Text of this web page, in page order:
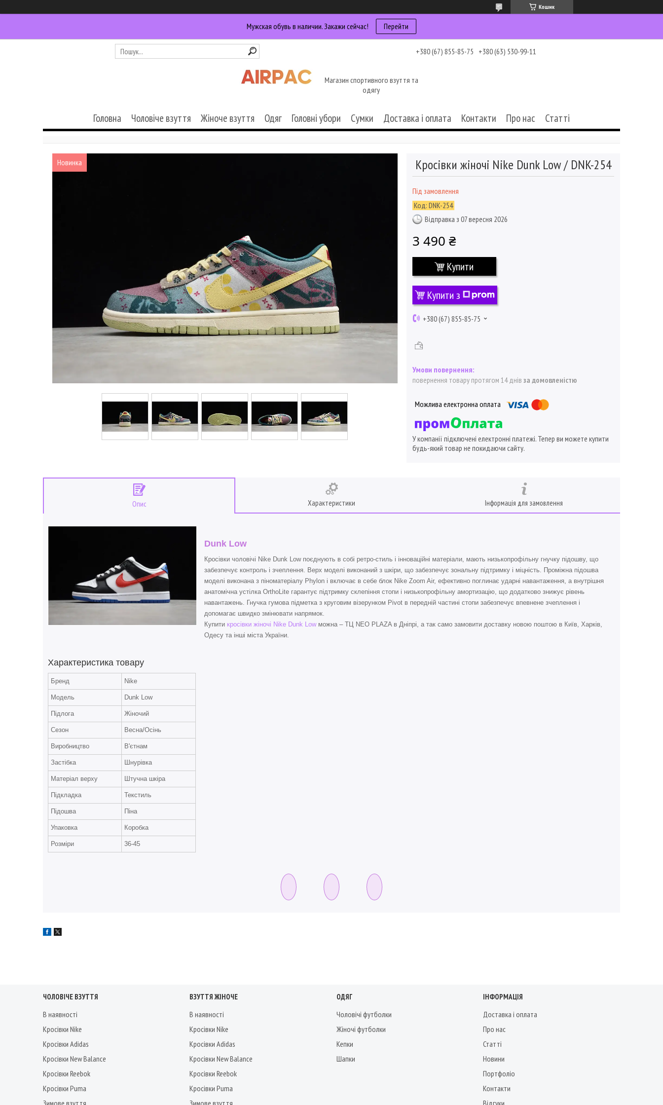
Кошик
Мужская обувь в наличии. Закажи сейчас! Перейти
+380 (67) 855-85-75 +380 (63) 530-99-11
Магазин спортивного взуття та
одягу
Головна Чоловіче взуття Жіноче взуття Одяг Головні убори Сумки Доставка і оплата Контакти Про нас Статті
Новинка Кросівки жіночі Nike Dunk Low / DNK-254
Під замовлення
Код: DNK-254
Відправка з 07 вересня 2026
3 490 ₴
Купити
Купити з
+380 (67) 855-85-75
повернення товару протягом 14 днів за домовленістю
У компанії підключені електронні платежі. Тепер ви можете купити
будь-який товар не покидаючи сайту.
Опис Характеристики Інформація для замовлення
Dunk Low
Кросівки чоловічі Nike Dunk Low поєднують в собі ретро-стиль і інноваційні матеріали, мають низькопрофільну гнучку підошву, що
забезпечує контроль і зчеплення. Верх моделі виконаний з шкіри, що забезпечує зональну підтримку і міцність. Проміжна підошва
моделі виконана з піноматеріалу Phylon і включає в себе блок Nike Zoom Air, ефективно поглинає ударні навантаження, а внутрішня
анатомічна устілка OrthoLite гарантує підтримку склепіння стопи і низькопрофільну амортизацію, що додатково знижує рівень
навантажень. Гнучка гумова підметка з круговим візерунком Pivot в передній частині стопи забезпечує впевнене зчеплення і
допомагає швидко змінювати напрямок.
Купити кросівки жіночі Nike Dunk Lowможна – ТЦ NEO PLAZA в Дніпрі, а так само замовити доставку новою поштою в Київ, Харків,
Одесу та інші міста України.
Характеристика товару
Бренд Nike
Модель Dunk Low
Підлога Жіночий
Сезон Весна/Осінь
Виробництво В'єтнам
Застібка Шнурівка
Матеріал верху Штучна шкіра
Підкладка Текстиль
Підошва Піна
Упаковка Коробка
Розміри 36-45
ЧОЛОВІЧЕ ВЗУТТЯ
В наявності
Кросівки Nike
Кросівки Adidas
Кросівки New Balance
Кросівки Reebok
Кросівки Puma
Зимове взуття
ВЗУТТЯ ЖІНОЧЕ
В наявності
Кросівки Nike
Кросівки Adidas
Кросівки New Balance
Кросівки Reebok
Кросівки Puma
Зимове взуття
ОДЯГ
Чоловічі футболки
Жіночі футболки
Кепки
Шапки
ІНФОРМАЦІЯ
Доставка і оплата
Про нас
Статті
Новини
Портфоліо
Контакти
Відгуки